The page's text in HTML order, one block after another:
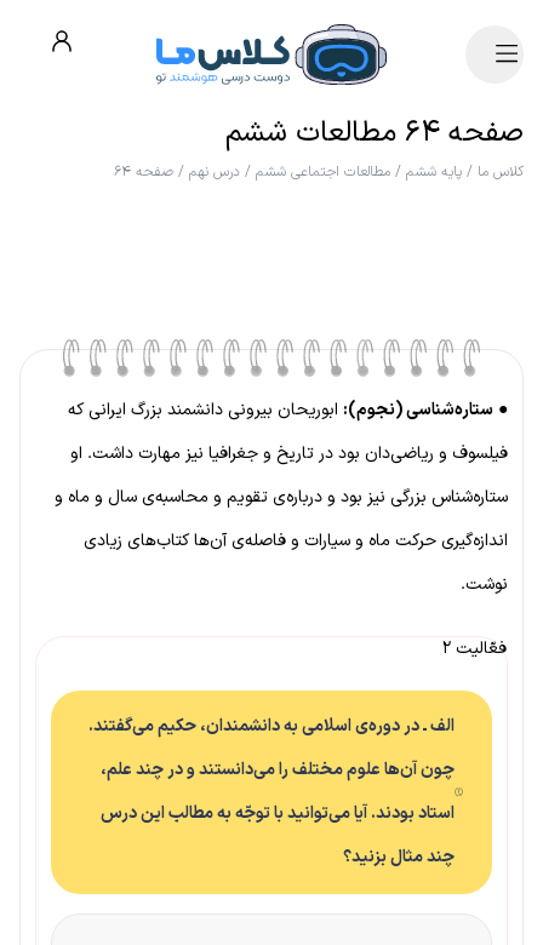
صفحه ۶۴ مطالعات ششم
کلاس ما / پایه ششم / مطالعات اجتماعی ششم / درس نهم / صفحه ۶۴
● ستاره‌شناسی (نجوم): ابوریحان بیرونی دانشمند بزرگ ایرانی که
فیلسوف و ریاضی‌دان بود در تاریخ و جغرافیا نیز مهارت داشت. او
ستاره‌شناس بزرگی نیز بود و درباره‌ی تقویم و محاسبه‌ی سال و ماه و
اندازه‌گیری حرکت ماه و سیارات و فاصله‌ی آن‌ها کتاب‌های زیادی
نوشت.
فعّالیت ۲
الف ـ در دوره‌ی اسلامی به دانشمندان، حکیم می‌گفتند.
چون آن‌ها علوم مختلف را می‌دانستند و در چند علم،
استاد بودند. آیا می‌توانید با توجّه به مطالب این درس
چند مثال بزنید؟